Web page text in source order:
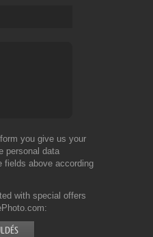
you give us your
personal data
fields above according
with special offers